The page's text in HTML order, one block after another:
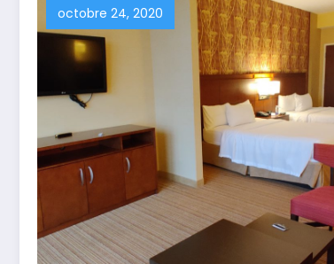
octobre 24, 2020